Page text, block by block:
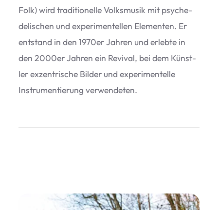
Folk) wird tra­di­tio­nelle Volks­mu­sik mit psy­che­
de­li­schen und expe­ri­men­tel­len Ele­men­ten. Er
ent­stand in den 1970er Jah­ren und erlebte in
den 2000er Jah­ren ein Revi­val, bei dem Künst­
ler exzen­tri­sche Bil­der und expe­ri­men­telle
Instru­men­tie­rung verwendeten.